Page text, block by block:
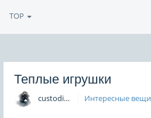
TOP
Теплые игрушки
custodian Интересные вещи